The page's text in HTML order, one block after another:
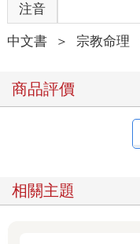
和印章上──一幅石雕展
的畫面。
個物體放到自己身上，
又不得不將它們丟棄。
希伯來《舊約》將主的
注音
中文書 ＞ 宗教命理
商品評價
相關主題